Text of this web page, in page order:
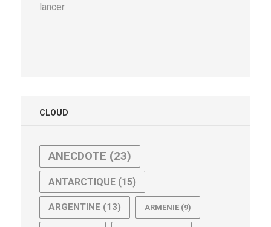
lancer.
CLOUD
ANECDOTE (23)
ANTARCTIQUE (15)
ARGENTINE (13) ARMENIE (9)